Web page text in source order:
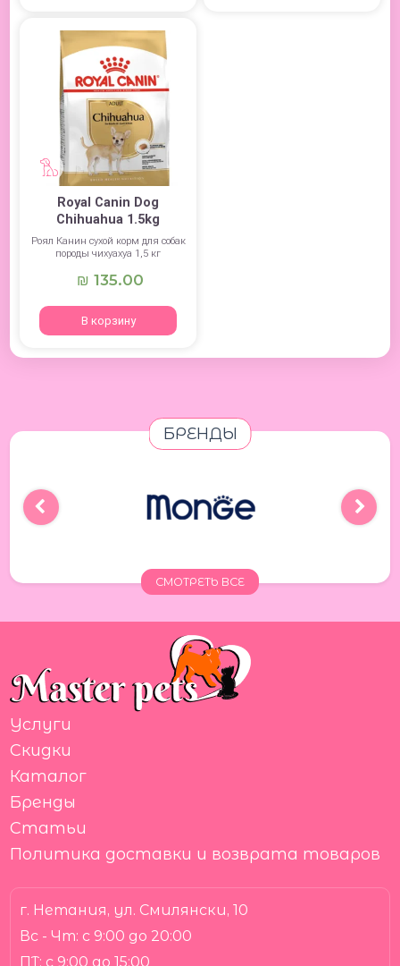
Royal Canin Dog
Chihuahua 1.5kg
Роял Канин сухой корм для собак
породы чихуахуа 1,5 кг
₪ 135.00
В корзину
БРЕНДЫ
СМОТРЕТЬ ВСЕ
г. Нетания, ул. Смилянски, 10
Вс - Чт: с 9:00 до 20:00
ПТ: с 9:00 до 15:00
Услуги
Скидки
Каталог
Бренды
Статьи
Политика доставки и возврата товаров